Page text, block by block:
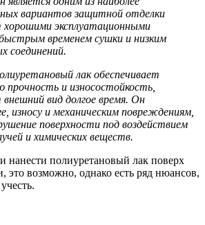
вариантов защитной отделки
хорошими эксплуатационными
временем сушки и низким
соединений.
лак обеспечивает
прочность и износостойкость,
внешний вид долгое время. Он
износу и механическим повреждениям,
поверхности под воздействием
и химических веществ.
нанести полиуретановый лак поверх
это возможно, однако есть ряд нюансов,